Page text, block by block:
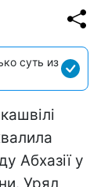
суть из
Абхазії у